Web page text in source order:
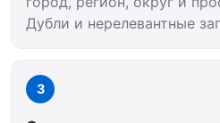
Дубли и нерелевантные
3